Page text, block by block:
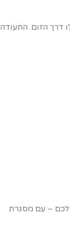
דרך הזום. התעודה
– עם מסגרת